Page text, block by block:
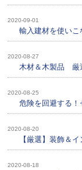
2020-09-01
輸入建材を使いこ
2020-08-27
木材＆木製品 厳
2020-08-25
危険を回避する
2020-08-20
【厳選】装飾＆
2020-08-18